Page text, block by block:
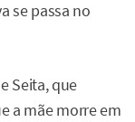
se passa no
Seita, que
a mãe morre em